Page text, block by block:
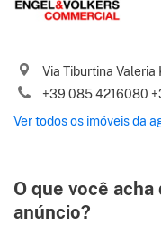
privacidade
Envie-me por favor
Via Tiburtina Valeria
+39 085 4216080
Ver todos os imóveis da
O que você
anúncio?